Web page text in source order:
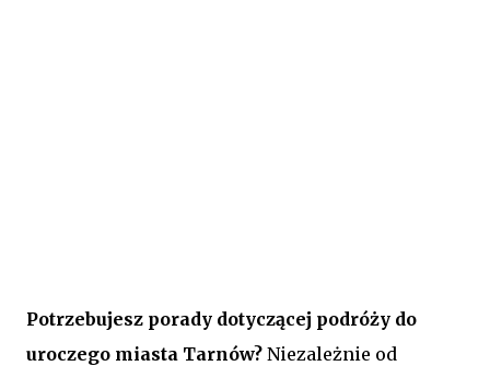
Potrzebujesz porady dotyczącej podróży do
uroczego miasta Tarnów? Niezależnie od